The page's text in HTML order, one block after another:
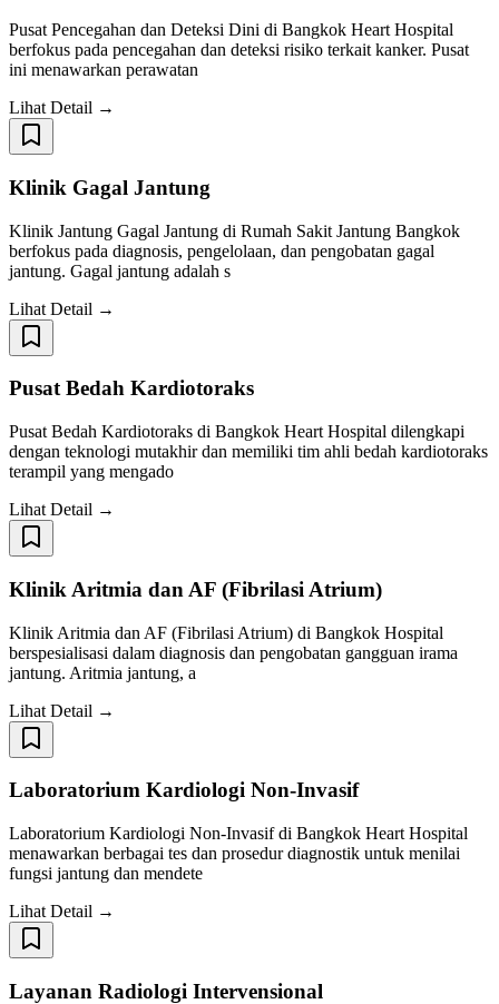
Pusat Pencegahan dan Deteksi Dini di Bangkok Heart Hospital
berfokus pada pencegahan dan deteksi risiko terkait kanker. Pusat
ini menawarkan perawatan
Lihat Detail →
Klinik Gagal Jantung
Klinik Jantung Gagal Jantung di Rumah Sakit Jantung Bangkok
berfokus pada diagnosis, pengelolaan, dan pengobatan gagal
jantung. Gagal jantung adalah s
Lihat Detail →
Pusat Bedah Kardiotoraks
Pusat Bedah Kardiotoraks di Bangkok Heart Hospital dilengkapi
dengan teknologi mutakhir dan memiliki tim ahli bedah kardiotoraks
terampil yang mengado
Lihat Detail →
Klinik Aritmia dan AF (Fibrilasi Atrium)
Klinik Aritmia dan AF (Fibrilasi Atrium) di Bangkok Hospital
berspesialisasi dalam diagnosis dan pengobatan gangguan irama
jantung. Aritmia jantung, a
Lihat Detail →
Laboratorium Kardiologi Non-Invasif
Laboratorium Kardiologi Non-Invasif di Bangkok Heart Hospital
menawarkan berbagai tes dan prosedur diagnostik untuk menilai
fungsi jantung dan mendete
Lihat Detail →
Layanan Radiologi Intervensional